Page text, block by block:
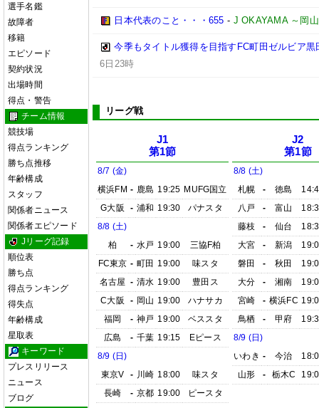
選手名鑑
故障者
移籍
エピソード
契約状況
出場時間
得点・警告
チーム情報
競技場
得点ランキング
勝ち点推移
年齢構成
スタッフ
関係者ニュース
関係者エピソード
Jリーグ記録
順位表
勝ち点
得点ランキング
得失点
年齢構成
星取表
キーワード
プレスリリース
ニュース
ブログ
日本代表のこと・・・655 - J OKAYAMA ～岡
今季もタイトル獲得を目指すFC町田ゼルビア
6日23時
リーグ戦
J1
第1節
8/7 (金)
横浜FM - 鹿島 19:25 MUFG国立
G大阪
- 浦和 19:30
パナスタ
8/8 (土)
柏
- 水戸 19:00
三協F柏
FC東京 - 町田 19:00
味スタ
名古屋 - 清水 19:00
豊田ス
C大阪
- 岡山 19:00
ハナサカ
福岡
- 神戸 19:00
ベススタ
広島
- 千葉 19:15
Eピース
8/9 (日)
東京V
- 川崎 18:00
味スタ
長崎
- 京都 19:00 ピースタ
J2
第1節
8/8 (土)
札幌
- 徳島
八戸
- 富山
藤枝
- 仙台
大宮
- 新潟
磐田
- 秋田
大分
- 湘南
宮崎
- 横浜FC
鳥栖
- 甲府
8/9 (日)
いわき - 今治
山形
- 栃木C